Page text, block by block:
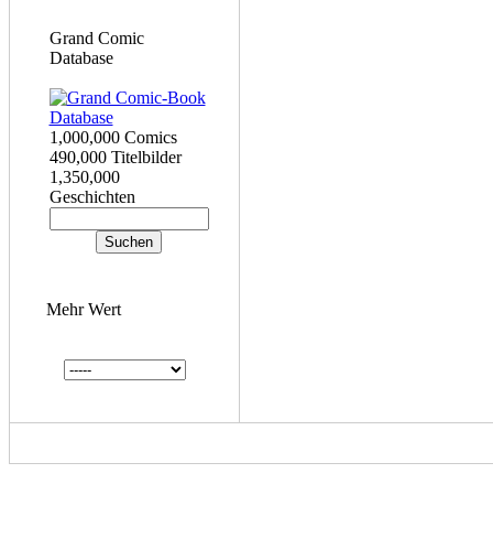
Grand Comic
Database
1,000,000 Comics
490,000 Titelbilder
1,350,000
Geschichten
Mehr Wert